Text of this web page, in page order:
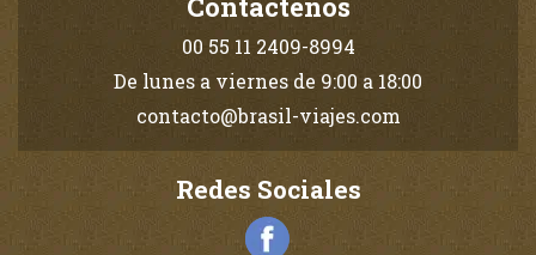
Contáctenos
00 55 11 2409-8994
De lunes a viernes de 9:00 a 18:00
contacto@brasil-viajes.com
Redes Sociales